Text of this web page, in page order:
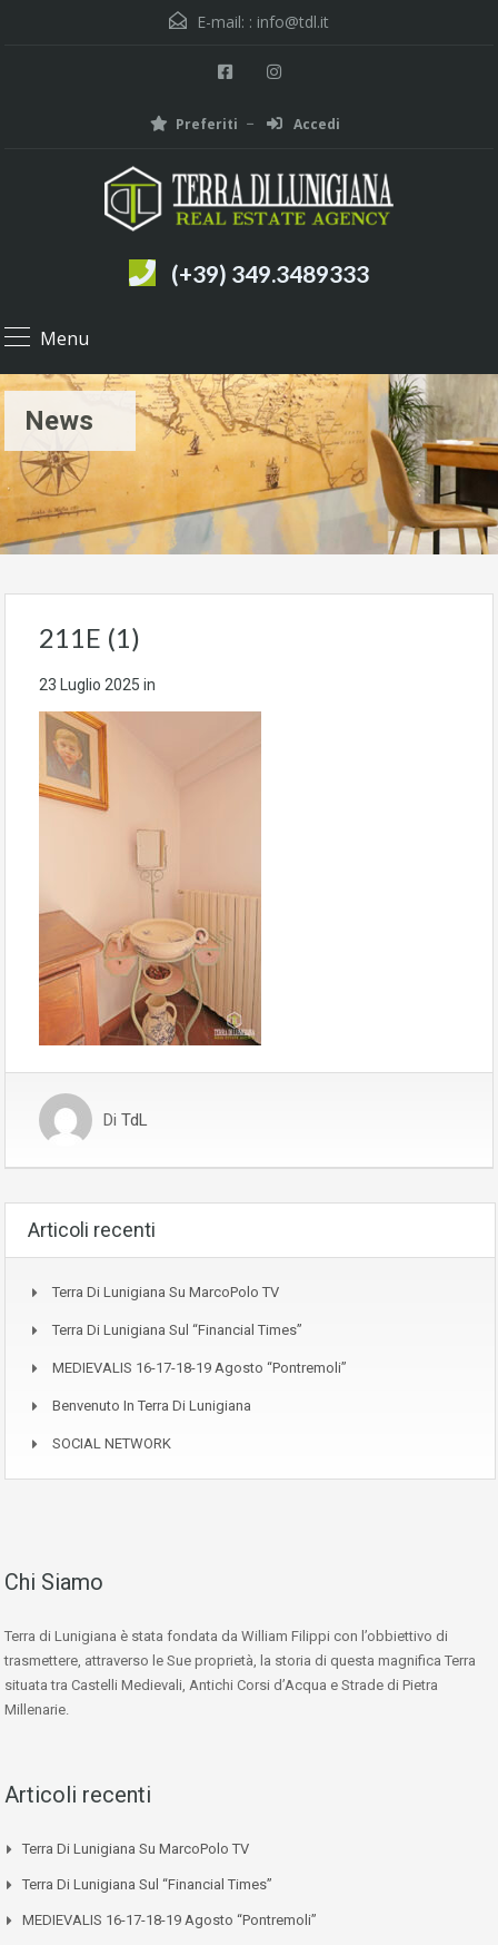
E-mail: : info@tdl.it
Preferiti Accedi
(+39) 349.3489333
Menu
News
211E (1)
23 Luglio 2025 in
Di TdL
Articoli recenti
Terra Di Lunigiana Su MarcoPolo TV
Terra Di Lunigiana Sul “Financial Times”
MEDIEVALIS 16-17-18-19 Agosto “Pontremoli”
Benvenuto In Terra Di Lunigiana
SOCIAL NETWORK
Chi Siamo
Terra di Lunigiana è stata fondata da William Filippi con l’obbiettivo di
trasmettere, attraverso le Sue proprietà, la storia di questa magnifica Terra
situata tra Castelli Medievali, Antichi Corsi d’Acqua e Strade di Pietra
Millenarie.
Articoli recenti
Terra Di Lunigiana Su MarcoPolo TV
Terra Di Lunigiana Sul “Financial Times”
MEDIEVALIS 16-17-18-19 Agosto “Pontremoli”